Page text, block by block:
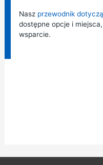
Nasz przewodnik
dostępne opcje i
wsparcie.